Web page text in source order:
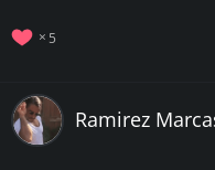
5
Ramirez